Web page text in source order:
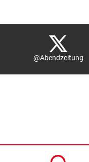
@Abendzeitung